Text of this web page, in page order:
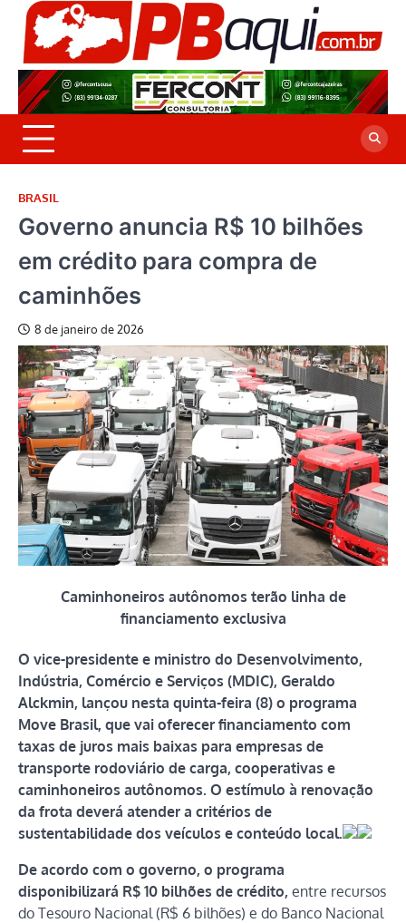
Skip
content
BRASIL
Governo anuncia R$ 10 bilhões
em crédito para compra de
caminhões
8 de janeiro de 2026
Caminhoneiros autônomos terão linha de
financiamento exclusiva
O vice-presidente e ministro do Desenvolvimento,
Indústria, Comércio e Serviços (MDIC), Geraldo
Alckmin, lançou nesta quinta-feira (8) o programa
Move Brasil, que vai oferecer financiamento com
taxas de juros mais baixas para empresas de
transporte rodoviário de carga, cooperativas e
caminhoneiros autônomos. O estímulo à renovação
da frota deverá atender a critérios de
sustentabilidade dos veículos e conteúdo local.
De acordo com o governo, o programa
disponibilizará R$ 10 bilhões de crédito, entre recursos
do Tesouro Nacional (R$ 6 bilhões) e do Banco Nacional